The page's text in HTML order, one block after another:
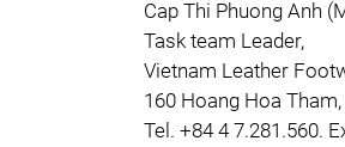
Cap Thi Phuong Anh
Task team Leader,
Vietnam Leather
160 Hoang Hoa
Tel. +84 4 7.281.560.